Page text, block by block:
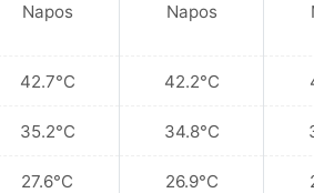
Napos
42.7°C
35.2°C
27.6°C
Napos
42.2°C
34.8°C
26.9°C